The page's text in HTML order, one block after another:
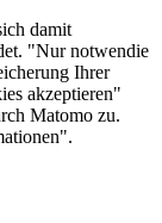
damit
"Nur notwendie
Ihrer
akzeptieren"
Matomo zu.